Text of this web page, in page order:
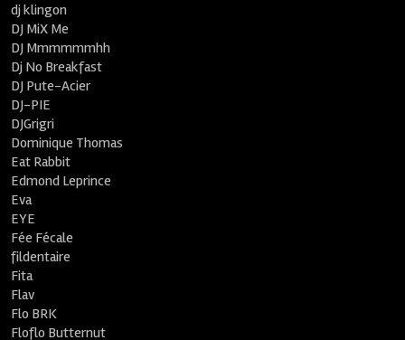
dj klingon
DJ MiX Me
DJ Mmmmmmhh
Dj No Breakfast
DJ Pute-Acier
DJ-PIE
DJGrigri
Dominique Thomas
Eat Rabbit
Edmond Leprince
Eva
EYE
Fée Fécale
fildentaire
Fita
Flav
Flo BRK
Floflo Butternut